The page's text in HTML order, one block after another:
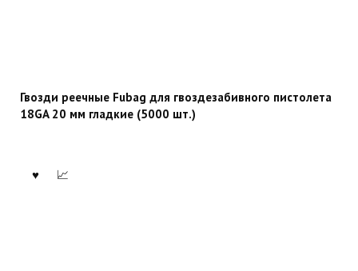
Гвозди реечные Fubag для гвоздезабивного пистолета
18GA 20 мм гладкие (5000 шт.)